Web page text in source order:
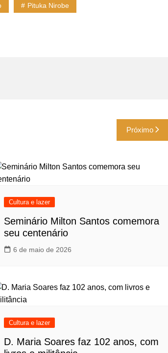
Pituka Nirobe
Próximo
Cultura e lazer
Seminário Milton Santos comemora
seu centenário
6 de maio de 2026
Cultura e lazer
D. Maria Soares faz 102 anos, com